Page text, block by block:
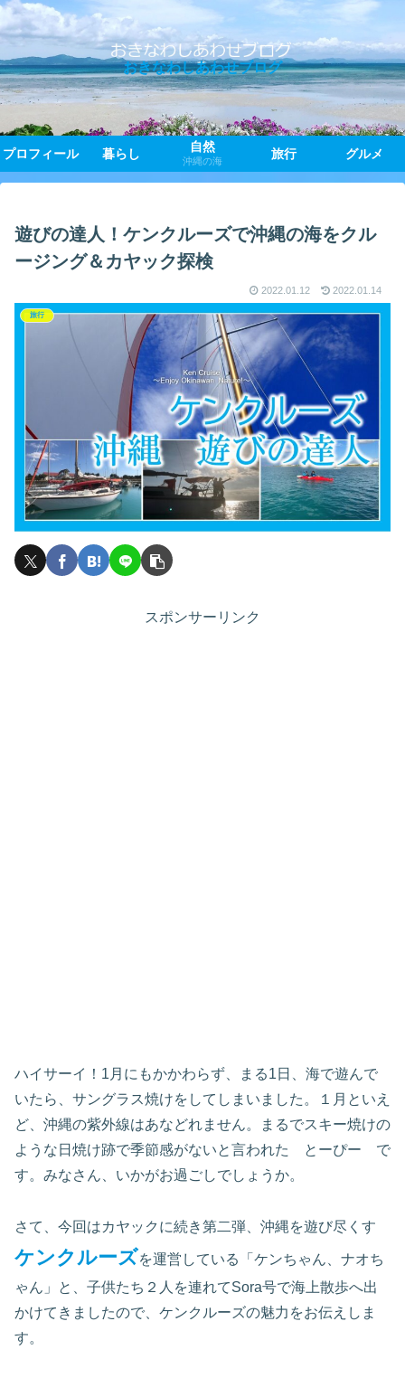
おきなわしあわせブログ
プロフィール 暮らし 自然
沖縄の海
旅行 グルメ
遊びの達人！ケンクルーズで沖縄の海をクル
ージング＆カヤック探検
2022.01.12 2022.01.14
旅行
スポンサーリンク
ハイサーイ！1月にもかかわらず、まる1日、海で遊んで
いたら、サングラス焼けをしてしまいました。１月といえ
ど、沖縄の紫外線はあなどれません。まるでスキー焼けの
ような日焼け跡で季節感がないと言われた とーぴー で
す。みなさん、いかがお過ごしでしょうか。
さて、今回はカヤックに続き第二弾、沖縄を遊び尽くす
ケンクルーズを運営している「ケンちゃん、ナオち
ゃん」と、子供たち２人を連れてSora号で海上散歩へ出
かけてきましたので、ケンクルーズの魅力をお伝えしま
す。